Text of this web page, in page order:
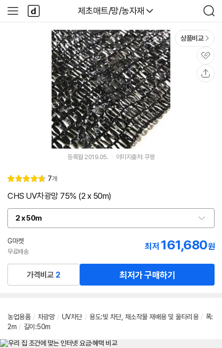
다나와
제초매트/망/농자재
검
색
사
이
다
나
와
상품비교
관
심
등록월 2019.05. 이미지출처: 쿠팡
별
4.
리
7개
CHS UV차광망 75% (2 x 50m)
2 x 50m
옵
션
선
택
G마켓
무료배송
최저 161,680원
가격비교 2 최저가 구매하기
농업용품 / 차광망 / UV차단 / 용도:빛 차단, 채소작물 재배용 및 울타리용 / 폭:
2m / 길이:50m